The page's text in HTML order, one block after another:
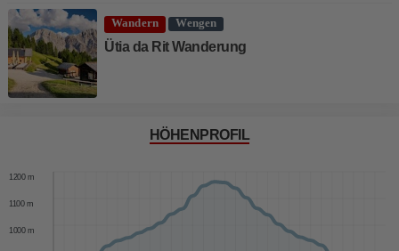
Wandern Wengen
Ütia da Rit Wanderung
HÖHENPROFIL
1000 m
1100 m
1200 m